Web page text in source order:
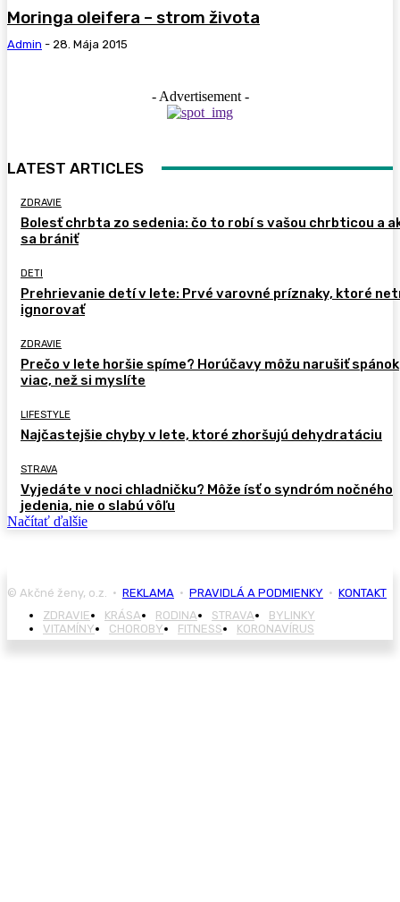
Moringa oleifera – strom života
Admin - 28. Mája 2015
- Advertisement -
LATEST ARTICLES
ZDRAVIE
Bolesť chrbta zo sedenia: čo to robí s vašou chrbticou a
sa brániť
DETI
Prehrievanie detí v lete: Prvé varovné príznaky, ktoré
ignorovať
ZDRAVIE
Prečo v lete horšie spíme? Horúčavy môžu narušiť spánok
viac, než si myslíte
LIFESTYLE
Najčastejšie chyby v lete, ktoré zhoršujú dehydratáciu
STRAVA
Vyjedáte v noci chladničku? Môže ísť o syndróm nočného
jedenia, nie o slabú vôľu
Načítať ďalšie
© Akčné ženy, o.z. • REKLAMA • PRAVIDLÁ A PODMIENKY • KONTAKT
ZDRAVIE
KRÁSA RODINA STRAVA
BYLINKY
VITAMÍNY
CHOROBY FITNESS KORONAVÍRUS